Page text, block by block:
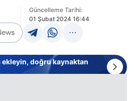
Güncelleme Tarihi:
01 Şubat 2024 16:44
ekleyin, doğru kaynaktan